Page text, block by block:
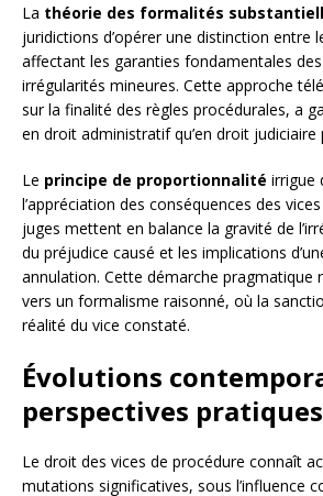
La théorie des formalités
juridictions d’opérer une distinction entre
affectant les garanties fondamentales
irrégularités mineures. Cette approche
sur la finalité des règles procédurales, a
en droit administratif qu’en droit judiciaire
Le principe de proportionnalité irrigue
l’appréciation des conséquences des
juges mettent en balance la gravité de
du préjudice causé et les implications
annulation. Cette démarche pragmatique
vers un formalisme raisonné, où la
réalité du vice constaté.
Évolutions
perspectives pratiques
Le droit des vices de procédure connaît
mutations significatives, sous l’influence